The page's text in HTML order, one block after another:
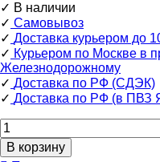
✓ В наличии
✓ Самовывоз
✓ Доставка курьером до
✓ Курьером по Москве в
Железнодорожному
✓ Доставка по РФ (СДЭК)
✓ Доставка по РФ (в ПВЗ